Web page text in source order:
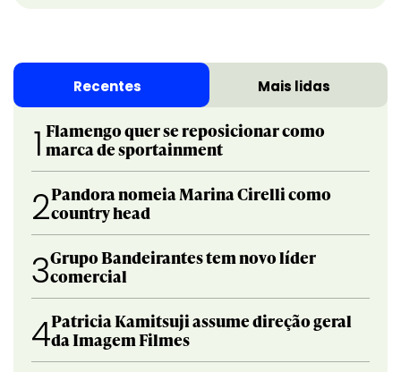
Recentes Mais lidas
1 Flamengo quer se reposicionar como
marca de sportainment
2Pandora nomeia Marina Cirelli como
country head
3Grupo Bandeirantes tem novo líder
comercial
4Patricia Kamitsuji assume direção geral
da Imagem Filmes